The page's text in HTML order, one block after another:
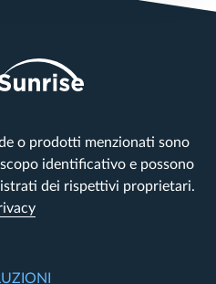
o prodotti menzionati sono
identificativo e possono
dei rispettivi proprietari.